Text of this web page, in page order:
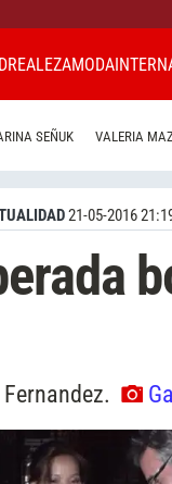
REALEZAMODA
SEÑUK VALERIA
21-05-2016